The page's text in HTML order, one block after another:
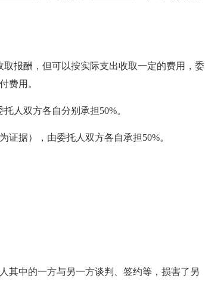
报酬，但可以按实际支出收取一定的费用，委
费用。
人双方各自分别承担50%。
证据），由委托人双方各自承担50%。
其中的一方与另一方谈判、签约等，损害了另